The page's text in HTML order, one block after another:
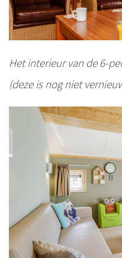
Het interieur van de 6-
(deze is nog niet